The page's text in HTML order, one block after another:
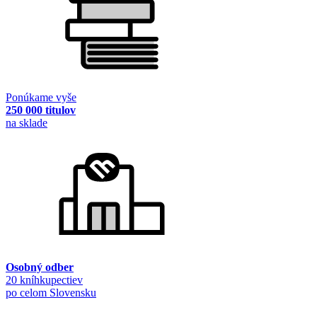
Ponúkame vyše
250 000 titulov
na sklade
Osobný odber
20 kníhkupectiev
po celom Slovensku